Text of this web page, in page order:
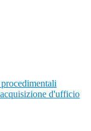
d'ufficio